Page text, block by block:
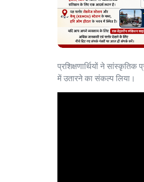
प्रशिक्षणार्थियों ने
में उतारने का संकल्प लिया।